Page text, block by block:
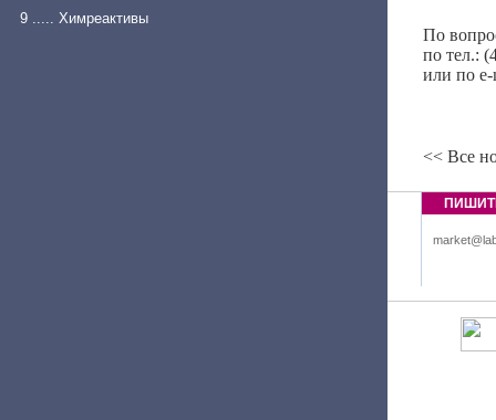
9 ..... Химреактивы
По
по тел.:
или по e-
<< Все